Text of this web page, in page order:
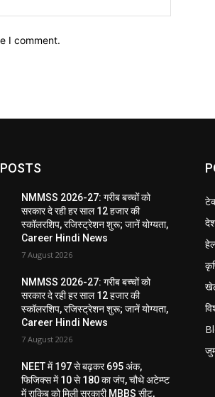
I comment.
NMMSS 2026-27: गरीब बच्चों को
सरकार दे रही हर साल 12 हजार की
स्कॉलरशिप, रजिस्ट्रेशन शुरू; जानें योग्यता,
Career Hindi News
7 August 2026
NMMSS 2026-27: गरीब बच्चों को
सरकार दे रही हर साल 12 हजार की
स्कॉलरशिप, रजिस्ट्रेशन शुरू; जानें योग्यता,
Career Hindi News
7 August 2026
NEET में 197 से बढ़कर 695 अंक,
फिजिक्स में 10 से 180 का जंप, चौथे अटेम्प्ट
में राकिब को मिली सरकारी MBBS सीट,